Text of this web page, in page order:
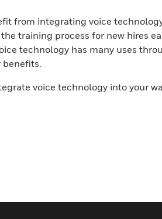
from integrating voice
training process for new hires
technology has many uses
voice technology into your